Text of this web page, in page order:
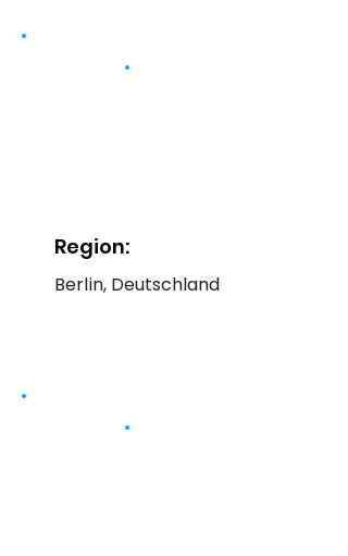
Region:
Berlin, Deutschland